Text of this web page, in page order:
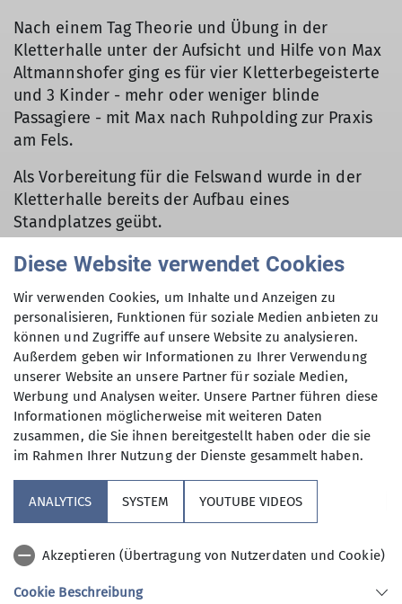
Nach einem Tag Theorie und Übung in der
Kletterhalle unter der Aufsicht und Hilfe von Max
Altmannshofer ging es für vier Kletterbegeisterte
und 3 Kinder - mehr oder weniger blinde
Passagiere - mit Max nach Ruhpolding zur Praxis
am Fels.
Als Vorbereitung für die Felswand wurde in der
Kletterhalle bereits der Aufbau eines
Standplatzes geübt.
Bei einem sehr schönen Wetter mit großartiger
war, wurde die ganze Theorie in die Praxis
umgesetzt. Nachdem es wie bei allem auch beim
Felsklettern unterschiedliche Methoden gibt,
konnte jeder voneinander nochmals unter den
Augen von Max viel lernen. Neben vielen neuen
Wissen und neuen Erfahrungen hatten alle sehr
viel Spaß und eine gute Zeit zusammen.
Als Vorbereitung für die Felswand wurde in der
Kletterhalle bereits der Aufbau eines
Standplatzes geübt.
Bei einem sehr schönen Wetter mit großartiger
Diese Website verwendet Cookies
Wir verwenden Cookies, um Inhalte und Anzeigen zu
personalisieren, Funktionen für soziale Medien anbieten zu
können und Zugriffe auf unsere Website zu analysieren.
Außerdem geben wir Informationen zu Ihrer Verwendung
unserer Website an unsere Partner für soziale Medien,
Werbung und Analysen weiter. Unsere Partner führen diese
Informationen möglicherweise mit weiteren Daten
zusammen, die Sie ihnen bereitgestellt haben oder die sie
im Rahmen Ihrer Nutzung der Dienste gesammelt haben.
ANALYTICS SYSTEM YOUTUBE VIDEOS
Akzeptieren (Übertragung von Nutzerdaten und Cookie)
Cookie Beschreibung